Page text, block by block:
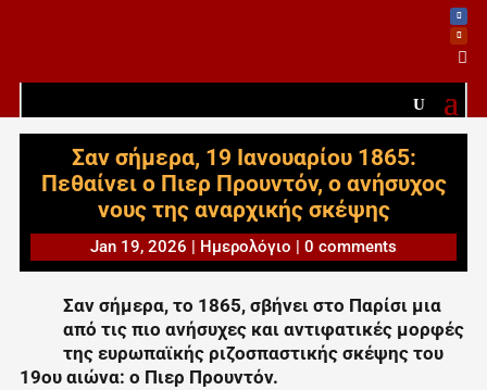

Σαν σήμερα, 19 Ιανουαρίου 1865:
Πεθαίνει ο Πιερ Προυντόν, ο ανήσυχος
νους της αναρχικής σκέψης
Jan 19, 2026 | Ημερολόγιο | 0 comments
Σαν σήμερα, το 1865, σβήνει στο Παρίσι μια
από τις πιο ανήσυχες και αντιφατικές μορφές
της ευρωπαϊκής ριζοσπαστικής σκέψης του
19ου αιώνα: ο Πιερ Προυντόν.